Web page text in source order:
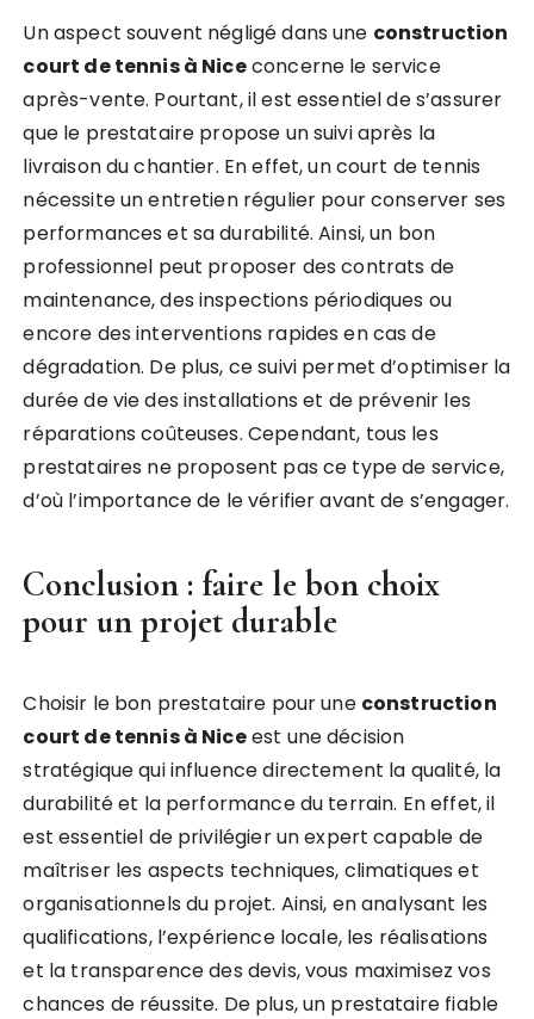
Un aspect souvent négligé dans une construction
court de tennis à Niceconcerne le service
après-vente. Pourtant, il est essentiel de s’assurer
que le prestataire propose un suivi après la
livraison du chantier. En effet, un court de tennis
nécessite un entretien régulier pour conserver ses
performances et sa durabilité. Ainsi, un bon
professionnel peut proposer des contrats de
maintenance, des inspections périodiques ou
encore des interventions rapides en cas de
dégradation. De plus, ce suivi permet d’optimiser la
durée de vie des installations et de prévenir les
réparations coûteuses. Cependant, tous les
prestataires ne proposent pas ce type de service,
d’où l’importance de le vérifier avant de s’engager.
Conclusion : faire le bon choix
pour un projet durable
Choisir le bon prestataire pour une construction
court de tennis à Niceest une décision
stratégique qui influence directement la qualité, la
durabilité et la performance du terrain. En effet, il
est essentiel de privilégier un expert capable de
maîtriser les aspects techniques, climatiques et
organisationnels du projet. Ainsi, en analysant les
qualifications, l’expérience locale, les réalisations
et la transparence des devis, vous maximisez vos
chances de réussite. De plus, un prestataire fiable